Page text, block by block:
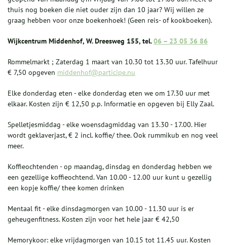
thuis nog boeken die niet ouder zijn dan 10 jaar? Wij willen ze
graag hebben voor onze boekenhoek! (Geen reis- of kookboeken).
Wijkcentrum Middenhof, W. Dreesweg 155, tel.06 – 23 05 36 86
Rommelmarkt ; Zaterdag 1 maart van 10.30 tot 13.30 uur. Tafelhuur
€ 7,50 opgeven middenhof@participe.nu
Elke donderdag eten - elke donderdag eten we om 17.30 uur met
elkaar. Kosten zijn € 12,50 p.p. Informatie en opgeven bij Elly Zaal.
Spelletjesmiddag - elke woensdagmiddag van 13.30 - 17.00. Hier
wordt geklaverjast, € 2 incl. koffie/ thee. Ook rummikub en nog veel
meer.
Koffieochtenden - op maandag, dinsdag en donderdag hebben we
een gezellige koffieochtend. Van 10.00 - 12.00 uur kunt u gezellig
een kopje koffie/ thee komen drinken
Mentaal fit - elke dinsdagmorgen van 10.00 - 11.30 uur is er
geheugenfitness. Kosten zijn voor het hele jaar € 42,50
Memorykoor: elke vrijdagmorgen van 10.15 tot 11.45 uur. Kosten